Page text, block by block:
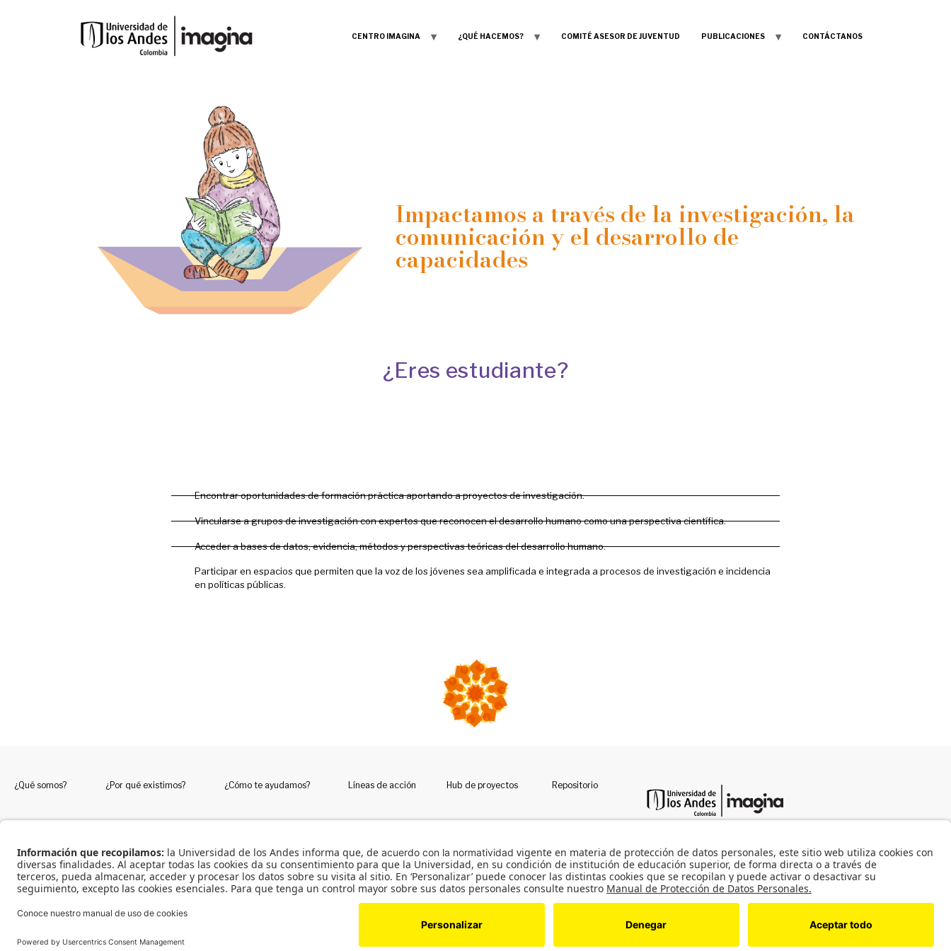
CENTRO IMAGINA ¿QUÉ HACEMOS? COMITÉ ASESOR DE JUVENTUD PUBLICACIONES CONTÁCTANOS
Impactamos a través de la investigación, la
comunicación y el desarrollo de
capacidades
¿Eres estudiante?
Encontrar oportunidades de formación práctica aportando a proyectos de investigación.
Vincularse a grupos de investigación con expertos que reconocen el desarrollo humano como una perspectiva científica.
Acceder a bases de datos, evidencia, métodos y perspectivas teóricas del desarrollo humano.
Participar en espacios que permiten que la voz de los jóvenes sea amplificada e integrada a procesos de investigación e incidencia
en políticas públicas.
¿Qué somos? ¿Por qué existimos? ¿Cómo te ayudamos? Líneas de acción Hub de proyectos Repositorio
Universidad de los Andes | Vigilada Mineducación. Reconocimiento como Universidad: Decreto 1297 del 30 de mayo de 1964. Reconocimiento personería jurídica: Resolución 28 del 23 de febrero de 1949 MinJusticia.